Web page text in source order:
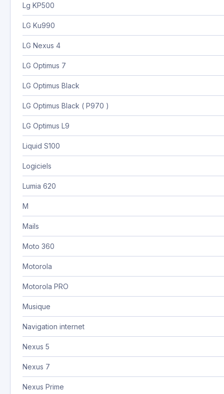
Lg KP500
LG Ku990
LG Nexus 4
LG Optimus 7
LG Optimus Black
LG Optimus Black ( P970 )
LG Optimus L9
Liquid S100
Logiciels
Lumia 620
M
Mails
Moto 360
Motorola
Motorola PRO
Musique
Navigation internet
Nexus 5
Nexus 7
Nexus Prime